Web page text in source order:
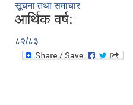
सूचना तथा समाचार
आर्थिक वर्ष:
८२/८३